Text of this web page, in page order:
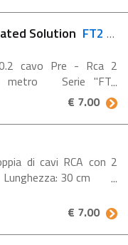
Solution FT2 100.2
cavo Pre - Rca 2
1 metro Serie "FT",
Audio Guaina di
ad elevata trasparenza
...
€ 7.00
di cavi RCA con 2
30 cm
€ 7.00